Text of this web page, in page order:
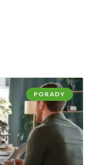
PORADY